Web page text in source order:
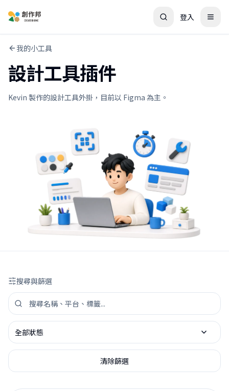
登入
我的小工具
設計工具插件
Kevin 製作的設計工具外掛，目前以 Figma 為主。
搜尋與篩選
搜尋工具資源
依狀態篩選
清除篩選